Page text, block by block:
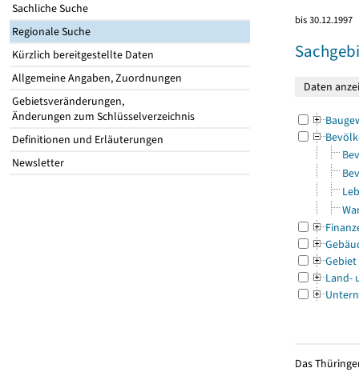
Sachliche Suche
Regionale Suche
Kürzlich bereitgestellte Daten
Allgemeine Angaben, Zuordnungen
Gebietsveränderungen,
Änderungen zum Schlüsselverzeichnis
Definitionen und Erläuterungen
Newsletter
bis 30.12.1997
Gebiet
Land-
Das